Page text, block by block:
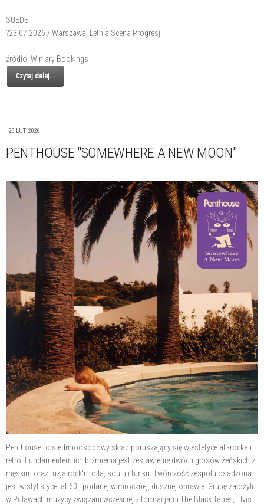
SUEDE
?23.07.2026 / Warszawa, Letnia Scena Progresji
źródło: Winiary Bookings
Czytaj dalej...
26 LUT 2026
PENTHOUSE "SOMEWHERE A NEW MOON"
Penthouse to siedmioosobowy skład poruszający się w estetyce alt-rocka i
retro. Fundamentem ich brzmienia jest zestawienie dwóch głosów żeńskich z
męskim oraz fuzja rock'n'rolla, soulu i funku. Twórczość zespołu osadzona
jest w stylistyce lat 60., podanej w mrocznej, dusznej oprawie. Grupę założyli
w Puławach muzycy związani wcześniej z formacjami The Black Tapes, Elvis